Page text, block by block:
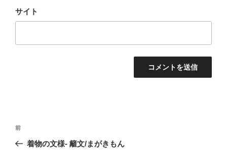
サイト
投
前
の
前
着物の文様- 籬文/まがきもん